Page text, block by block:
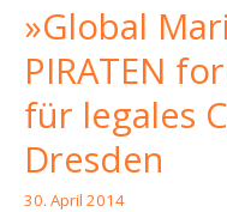
»Global
PIRATEN
für legales
Dresden
30. April 2014